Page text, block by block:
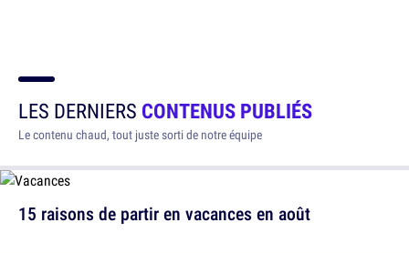
LES DERNIERS CONTENUS PUBLIÉS
Le contenu chaud, tout juste sorti de notre équipe
15 raisons de partir en vacances en août